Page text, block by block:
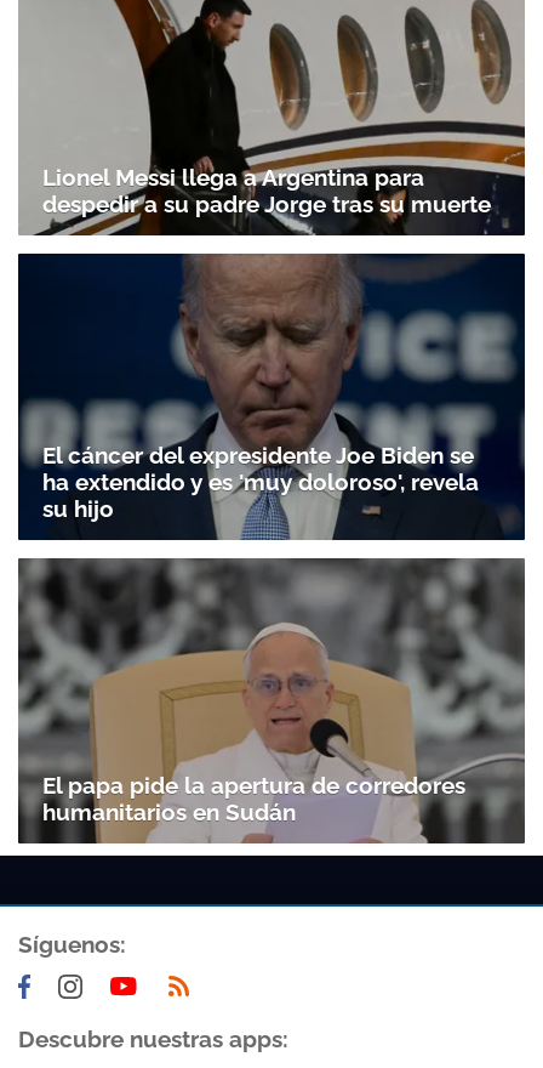
Lionel Messi llega a Argentina para
despedir a su padre Jorge tras su muerte
El cáncer del expresidente Joe Biden se
ha extendido y es 'muy doloroso', revela
su hijo
El papa pide la apertura de corredores
humanitarios en Sudán
Síguenos:
Descubre nuestras apps: